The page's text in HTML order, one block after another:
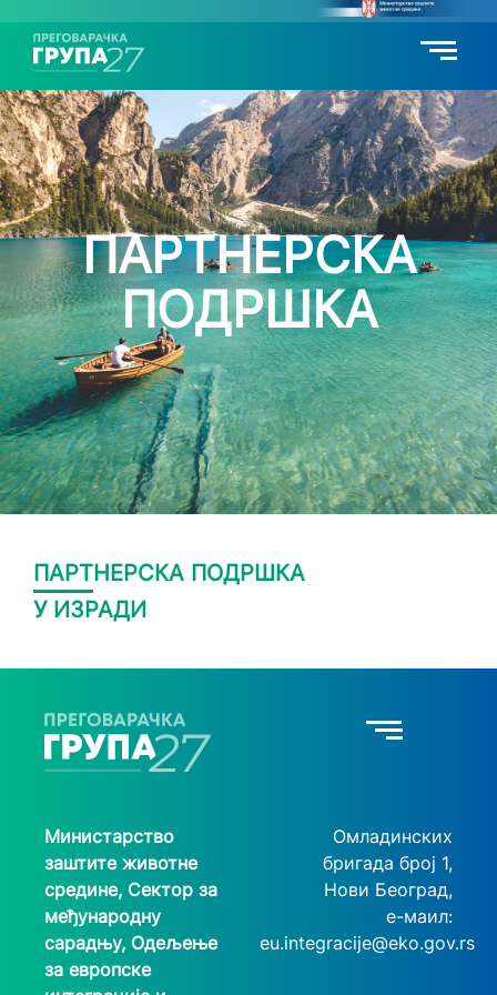
ПАРТНЕРСКА
ПОДРШКА
ПАРТНЕРСКА ПОДРШКА
У ИЗРАДИ
Министарство
заштите животне
средине, Сектор за
међународну
сарадњу, Одељење
за европске
Омладинских
бригада број 1,
Нови Београд,
e-маил:
eu.integracije@eko.gov.rs